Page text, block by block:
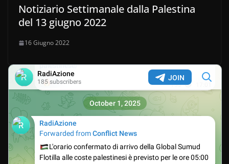
Notiziario Settimanale dalla Palestina
del 13 giugno 2022
16 Giugno 2022